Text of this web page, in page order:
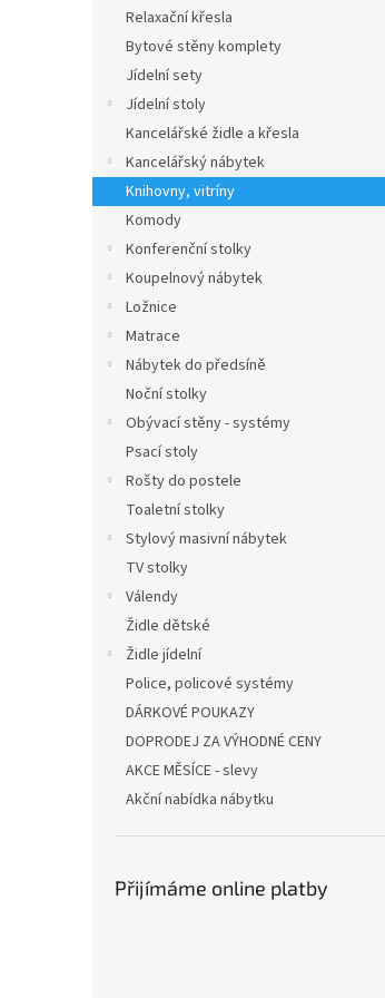
Relaxační křesla
Bytové stěny komplety
Jídelní sety
Jídelní stoly
Kancelářské židle a křesla
Kancelářský nábytek
Knihovny, vitríny
Komody
Konferenční stolky
Koupelnový nábytek
Ložnice
Matrace
Nábytek do předsíně
Noční stolky
Obývací stěny - systémy
Psací stoly
Rošty do postele
Toaletní stolky
Stylový masivní nábytek
TV stolky
Válendy
Židle dětské
Židle jídelní
Police, policové systémy
DÁRKOVÉ POUKAZY
DOPRODEJ ZA VÝHODNÉ CENY
AKCE MĚSÍCE - slevy
Akční nabídka nábytku
Přijímáme online platby